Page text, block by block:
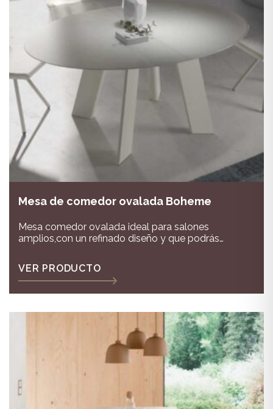
Mesa de comedor ovalada Boheme
Mesa comedor ovalada ideal para salones
amplios,con un refinado diseño y que podrás
VER PRODUCTO